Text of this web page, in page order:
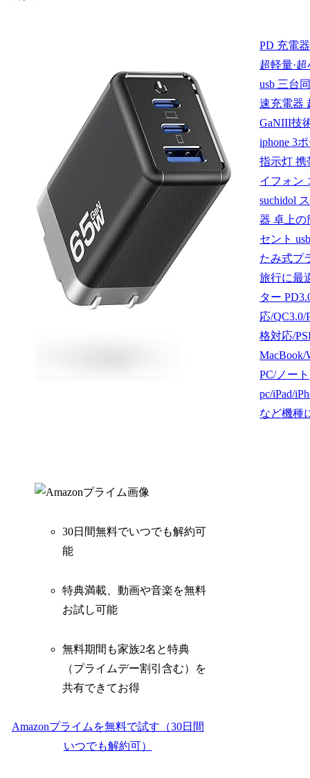
PD 充電
超軽量·
usb 三台
速充電器
GaNIII技
iphone 3
指示灯 携
イフォン
suchidol
器 卓上の
セント
たみ式プ
旅行に最
ター
応/QC3.0/
格対応/
MacBook/
PC/ノート
pc/iPad/
など機種
30日間無料でいつでも解約可
能
特典満載、動画や音楽を無料
お試し可能
無料期間も家族2名と特典
（プライムデー割引含む）を
共有できてお得
Amazonプライムを無料で試す（30日間
いつでも解約可）